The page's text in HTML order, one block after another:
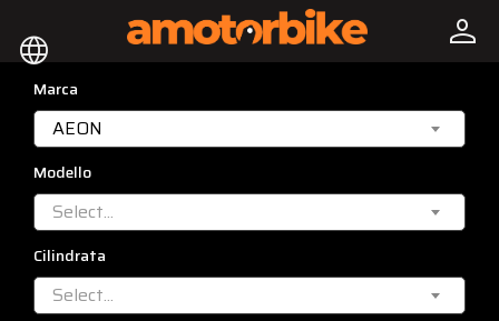
language person
Marca
AEON
Modello
Select...
Cilindrata
Select...